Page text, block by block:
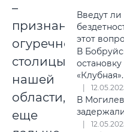
–
признанной
огуречной
столицы
нашей
области,
еще
Введут ли
этот
В
В